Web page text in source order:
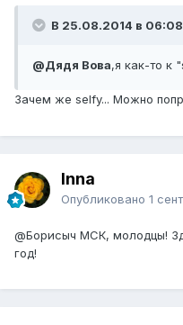
В 25.08.2014 в
@Дядя Вова,я как-то к
Зачем же selfy... Можно
Inna
Опубликовано 1
@Борисыч МСК, молодцы!
год!